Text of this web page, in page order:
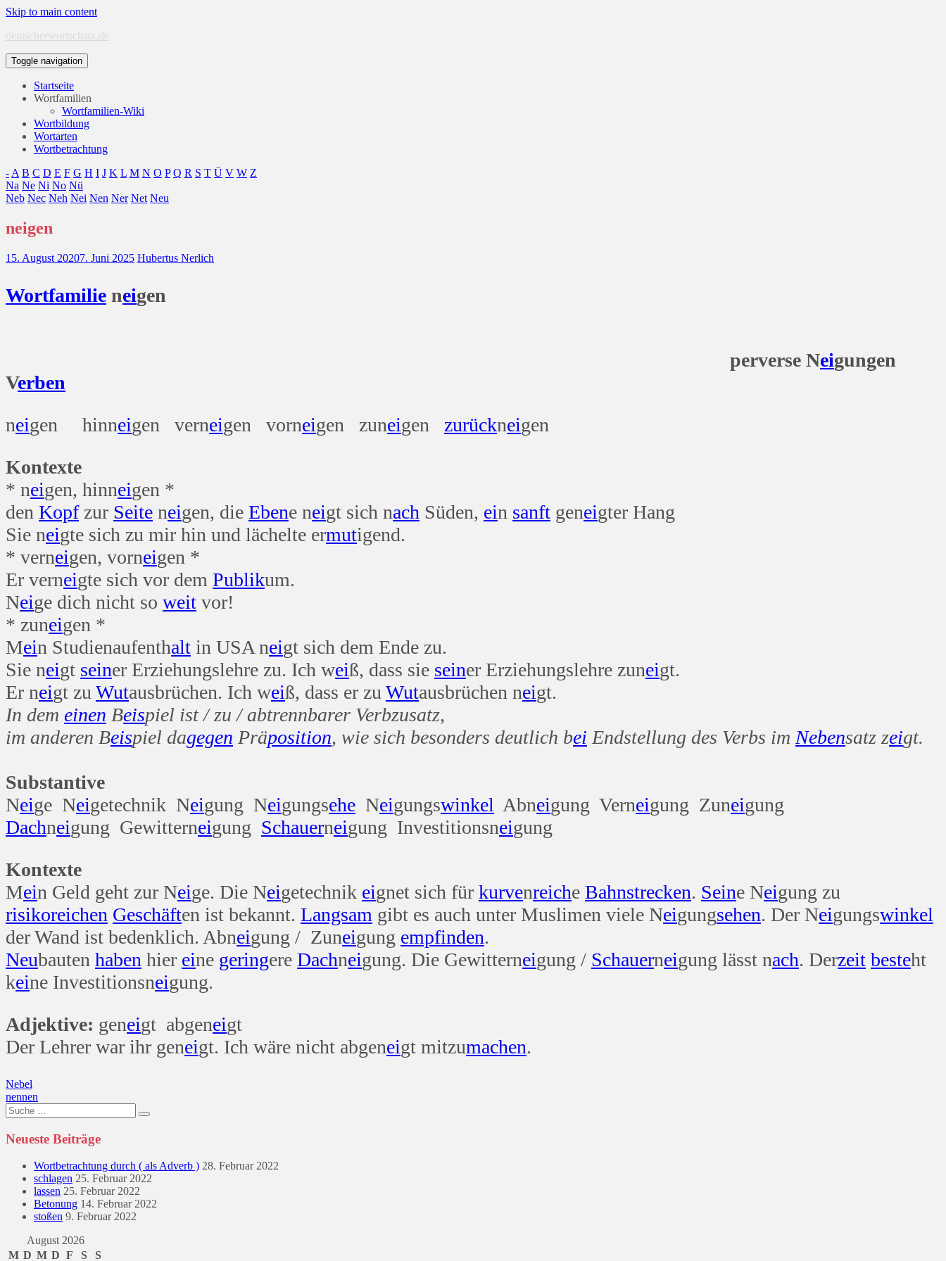
Skip to main content
deutscherwortschatz.de
Toggle navigation
Startseite
Wortfamilien
Wortfamilien-Wiki
Wortbildung
Wortarten
Wortbetrachtung
- A B C D E F G H I J K L M N O P Q R S T Ü V W Z
Na Ne Ni No Nü
Neb Nec Neh Nei Nen Ner Net Neu
neigen
15. August 20207. Juni 2025 Hubertus Nerlich
Wortfamilie neigen
perverse Neigungen
Verben
neigen hinneigen verneigen vorneigen zuneigen zurückneigen
Kontexte
* neigen, hinneigen *
den Kopfzur Seite neigen, die Ebene neigt sich nach Süden, ein sanft geneigter Hang
Sie neigte sich zu mir hin und lächelte ermutigend.
* verneigen, vorneigen *
Er verneigte sich vor dem Publikum.
Neige dich nicht so weit vor!
* zuneigen *
Mein Studienaufenthalt in USA neigt sich dem Ende zu.
Sie neigt seiner Erziehungslehre zu. Ich weiß, dass sie seiner Erziehungslehre zuneigt.
Er neigt zu Wutausbrüchen. Ich weiß, dass er zu Wutausbrüchen neigt.
In dem einen Beispiel ist / zu / abtrennbarer Verbzusatz,
im anderen Beispiel dagegen Präposition, wie sich besonders deutlich bei Endstellung des Verbs im Nebensatz zeigt.
Substantive
Neige Neigetechnik Neigung Neigungsehe Neigungswinkel Abneigung Verneigung Zuneigung
Dachneigung Gewitterneigung Schauerneigung Investitionsneigung
Kontexte
Mein Geld geht zur Neige. Die Neigetechnik eignet sich für kurvenreiche Bahnstrecken. Seine Neigung zu
risikoreichen Geschäften ist bekannt. Langsam gibt es auch unter Muslimen viele Neigungsehen. Der Neigungswinkel
der Wand ist bedenklich. Abneigung / Zuneigung empfinden.
Neubauten haben hier eine geringere Dachneigung. Die Gewitterneigung / Schauerneigung lässt nach. Derzeit besteht
keine Investitionsneigung.
Adjektive: geneigt abgeneigt
Der Lehrer war ihr geneigt. Ich wäre nicht abgeneigt mitzumachen.
Beitragsnavigation
Nebel
nennen
Suche
nach:
Neueste Beiträge
Wortbetrachtung durch ( als Adverb ) 28. Februar 2022
schlagen 25. Februar 2022
lassen 25. Februar 2022
Betonung 14. Februar 2022
stoßen 9. Februar 2022
August 2026
M D M D F S S